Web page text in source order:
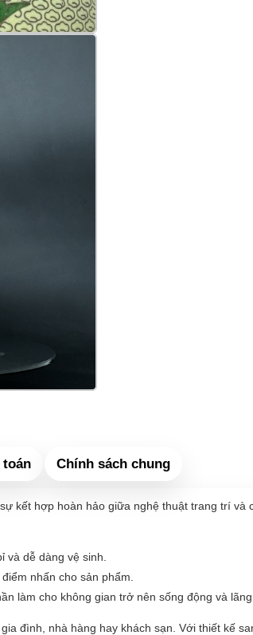
toán Chính sách chung
kết hợp hoàn hảo giữa nghệ thuật trang trí
và dễ dàng vệ sinh.
nhấn cho sản phẩm.
làm cho không gian trở nên sống động và lãng
đình, nhà hàng hay khách sạn. Với thiết kế